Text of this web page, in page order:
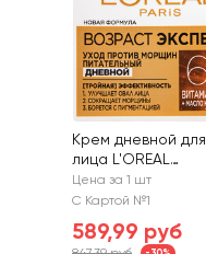
Крем дневной для
лица L'OREAL
Возраст Эксперт
65+, против
Цена за 1 шт
С Картой №1
589,99 руб